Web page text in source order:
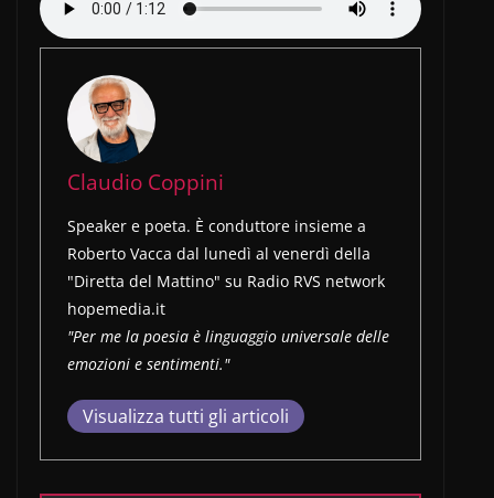
Claudio Coppini
Speaker e poeta. È conduttore insieme a
Roberto Vacca dal lunedì al venerdì della
"Diretta del Mattino" su Radio RVS network
hopemedia.it
"Per me la poesia è linguaggio universale delle
emozioni e sentimenti."
Visualizza tutti gli articoli